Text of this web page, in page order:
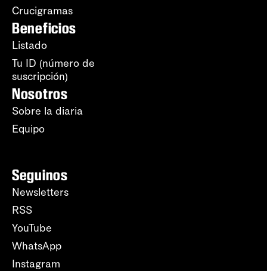
Crucigramas
Beneficios
Listado
Tu ID (número de
suscripción)
Nosotros
Sobre la diaria
Equipo
Seguinos
Newsletters
RSS
YouTube
WhatsApp
Instagram